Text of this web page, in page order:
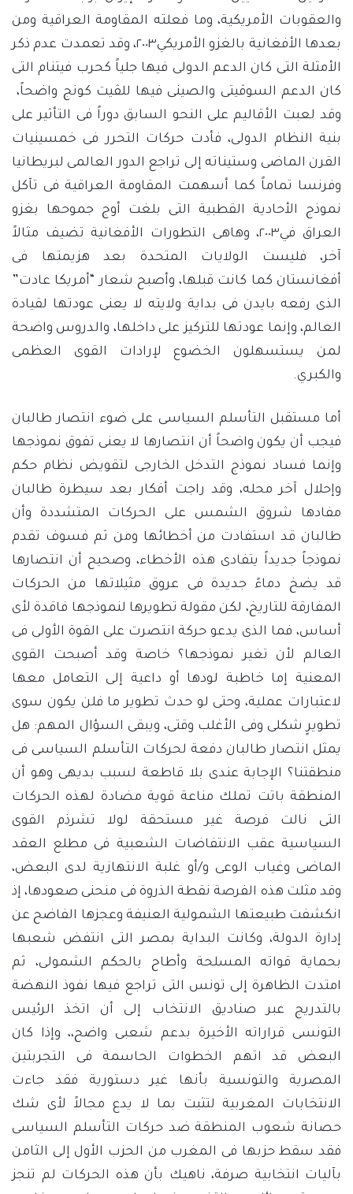
والعقوبات الأمريكية، وما فعلته المقاومة العراقية ومن
بعدها الأفغانية بالغزو الأمريكي٢٠٠٣، وقد تعمدت عدم ذكر
الأمثلة التى كان الدعم الدولى فيها جلياً كحرب فيتنام التى
كان الدعم السوڤيتى والصينى فيها للڤيت كونج واضحاً،
وقد لعبت الأقاليم على النحو السابق دوراً فى التأثير على
بنية النظام الدولى، فأدت حركات التحرر فى خمسينيات
القرن الماضى وستيناته إلى تراجع الدور العالمى لبريطانيا
وفرنسا تماماً كما أسهمت المقاومة العراقية فى تآكل
نموذج الأحادية القطبية التى بلغت أوج جموحها بغزو
العراق في٢٠٠٣، وهاهى التطورات الأفغانية تضيف مثالاً
آخر، فليست الولايات المتحدة بعد هزيمتها فى
أفغانستان كما كانت قبلها، وأصبح شعار “أمريكا عادت”
الذى رفعه بايدن فى بداية ولايته لا يعنى عودتها لقيادة
العالم، وإنما عودتها للتركيز على داخلها، والدروس واضحة
لمن يستسهلون الخضوع لإرادات القوى العظمى
والكبري.
أما مستقبل التأسلم السياسى على ضوء انتصار طالبان
فيجب أن يكون واضحاً أن انتصارها لا يعنى تفوق نموذجها
وإنما فساد نموذج التدخل الخارجى لتقويض نظام حكم
وإحلال آخر محله، وقد راجت أفكار بعد سيطرة طالبان
مفادها شروق الشمس على الحركات المتشددة وأن
طالبان قد استفادت من أخطائها ومن ثم فسوف تقدم
نموذجاً جديداً يتفادى هذه الأخطاء، وصحيح أن انتصارها
قد يضخ دماءً جديدة فى عروق مثيلاتها من الحركات
المفارقة للتاريخ، لكن مقولة تطويرها لنموذجها فاقدة لأى
أساس، فما الذى يدعو حركة انتصرت على القوة الأولى فى
العالم لأن تغير نموذجها؟ خاصة وقد أصبحت القوى
المعنية إما خاطبة لودها أو داعية إلى التعامل معها
لاعتبارات عملية، وحتى لو حدث تطوير ما فلن يكون سوى
تطويرٍ شكلى وفى الأغلب وقتى، ويبقى السؤال المهم: هل
يمثل انتصار طالبان دفعة لحركات التأسلم السياسى فى
منطقتنا؟ الإجابة عندى بلا قاطعة لسبب بديهى وهو أن
المنطقة باتت تملك مناعة قوية مضادة لهذه الحركات
التى نالت فرصة غير مستحقة لولا تشرذم القوى
السياسية عقب الانتفاضات الشعبية فى مطلع العقد
الماضى وغياب الوعى و/أو غلبة الانتهازية لدى البعض،
وقد مثلت هذه الفرصة نقطة الذروة فى منحنى صعودها، إذ
انكشفت طبيعتها الشمولية العنيفة وعجزها الفاضح عن
إدارة الدولة، وكانت البداية بمصر التى انتفض شعبها
بحماية قواته المسلحة وأطاح بالحكم الشمولى، ثم
امتدت الظاهرة إلى تونس التى تراجع فيها نفوذ النهضة
بالتدريج عبر صناديق الانتخاب إلى أن اتخذ الرئيس
التونسى قراراته الأخيرة بدعم شعبى واضح،، وإذا كان
البعض قد اتهم الخطوات الحاسمة فى التجربتين
المصرية والتونسية بأنها غير دستورية فقد جاءت
الانتخابات المغربية لتثبت بما لا يدع مجالاً لأى شك
حصانة شعوب المنطقة ضد حركات التأسلم السياسى
فقد سقط حزبها فى المغرب من الحزب الأول إلى الثامن
بآليات انتخابية صرفة، ناهيك بأن هذه الحركات لم تنجز